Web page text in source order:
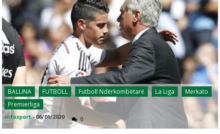
BALLINA FUTBOLL Futboll Ndërkombëtarë La Liga
Merkato
Premierliga
infosport -06/01/2020 0